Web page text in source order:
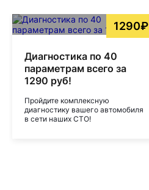
1290₽
Диагностика по 40
параметрам всего за
1290 руб!
Пройдите комплексную
диагностику вашего автомобиля
в сети наших СТО!